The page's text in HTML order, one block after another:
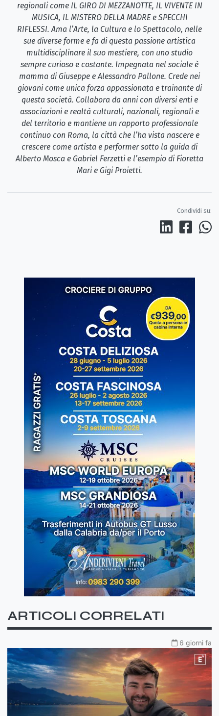
regionali come IL GIRO DI MEZZANOTTE, IL VIVENTE IN
MUSICA, IL MISTERO DELLA MADRE e SPECCHI
RIFLESSI. Ama l’Arte, la Cultura e lo Spettacolo, nelle
sue diverse forme e fa di questa passione artistica
multidisciplinare il suo mestiere, con uno studio
sempre curioso e costante. Impegnata nel sociale è
mamma di Giuseppe e Alessandro Pallone. Crede nei
giovani come unica forza appassionata e trainante di
questa società. Collabora da anni con diversi enti e
associazioni e realtà culturali, nazionali, regionali e
del territorio e mantiene un rapporto professionale
continuo con Roma, la città che l’ha vista nascere e
crescere come artista e performer sotto la guida di
Alberto Mosca e Gabriel Ferzetti e l’esempio di Fioretta
Mari e Gigi Proietti.
Condividi su:
ARTICOLI CORRELATI
6 giorni fa